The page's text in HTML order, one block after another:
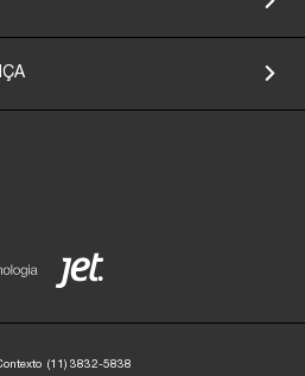
(11) 3832-5838